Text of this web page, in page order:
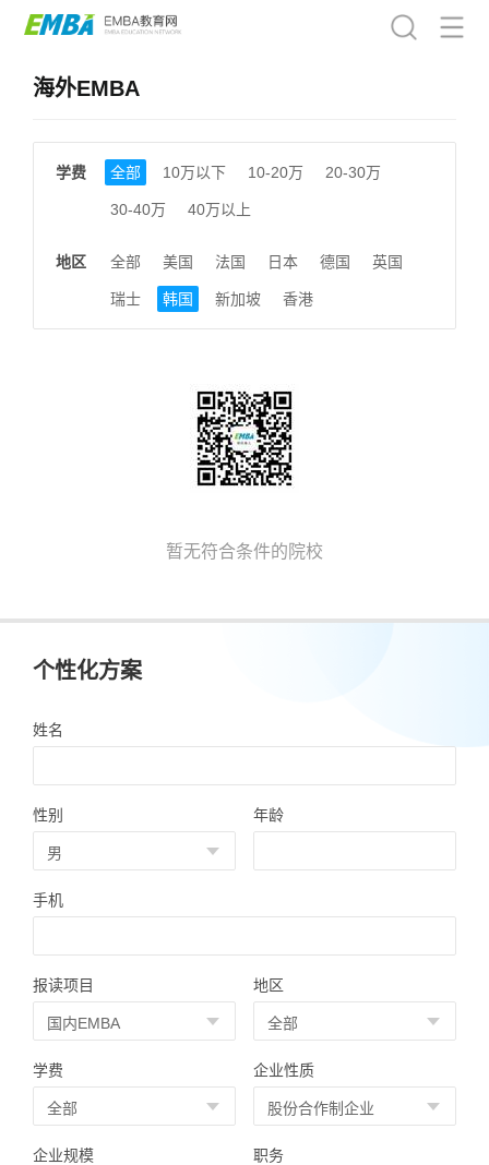
海外EMBA
学费 全部 10万以下 10-20万 20-30万
30-40万 40万以上
地区 全部 美国 法国 日本 德国 英国
瑞士 韩国 新加坡 香港
暂无符合条件的院校
个性化方案
姓名
性别 年龄
手机
报读项目 地区
学费 企业性质
企业规模 职务